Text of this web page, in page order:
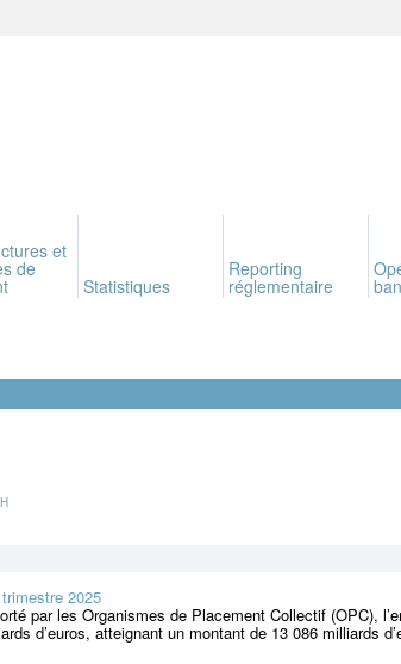
et
de
Statistiques
Reporting
réglementaire
2025
par les Organismes de Placement Collectif (OPC),
d’euros, atteignant un montant de 13 086 milliards